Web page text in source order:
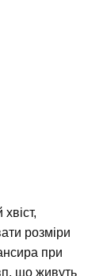
розміри
при
що живуть